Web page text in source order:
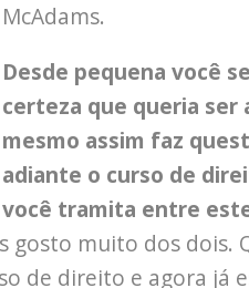
McAdams.
Desde pequena você
certeza que queria ser
mesmo assim faz
adiante o curso de
você tramita entre
gosto muito dos dois.
de direito e agora já